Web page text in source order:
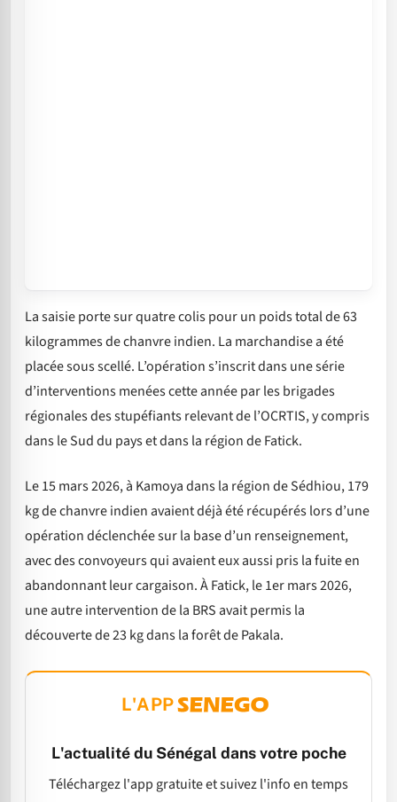
La saisie porte sur quatre colis pour un poids total de 63
kilogrammes de chanvre indien. La marchandise a été
placée sous scellé. L’opération s’inscrit dans une série
d’interventions menées cette année par les brigades
régionales des stupéfiants relevant de l’OCRTIS, y compris
dans le Sud du pays et dans la région de Fatick.
Le 15 mars 2026, à Kamoya dans la région de Sédhiou, 179
kg de chanvre indien avaient déjà été récupérés lors d’une
opération déclenchée sur la base d’un renseignement,
avec des convoyeurs qui avaient eux aussi pris la fuite en
abandonnant leur cargaison. À Fatick, le 1er mars 2026,
une autre intervention de la BRS avait permis la
découverte de 23 kg dans la forêt de Pakala.
L'APP
L'actualité du Sénégal dans votre poche
Téléchargez l'app gratuite et suivez l'info en temps